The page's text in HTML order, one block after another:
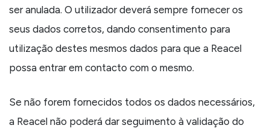
ser anulada. O utilizador deverá sempre fornecer os
seus dados corretos, dando consentimento para
utilização destes mesmos dados para que a Reacel
possa entrar em contacto com o mesmo.
Se não forem fornecidos todos os dados necessários,
a Reacel não poderá dar seguimento à validação do